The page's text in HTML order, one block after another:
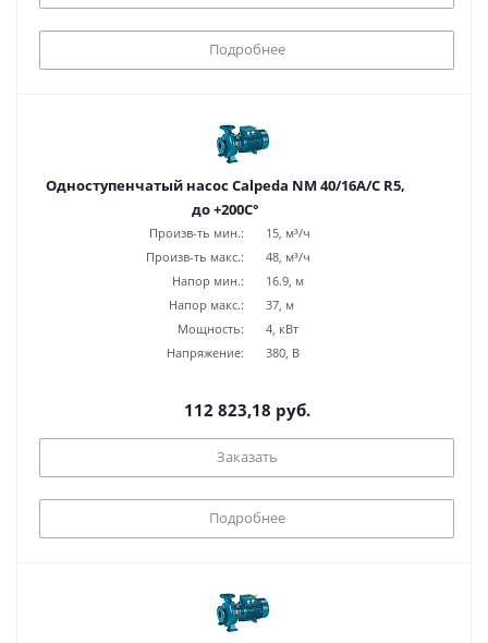
Подробнее
Одноступенчатый насос Calpeda NM 40/16A/C R5,
до +200С°
Произв-ть мин.:
15, м³/ч
Произв-ть макс.:
48, м³/ч
Напор мин.:
16.9, м
Напор макс.:
37, м
Мощность:
4, кВт
Напряжение:
380, В
112 823,18 руб.
Заказать
Подробнее